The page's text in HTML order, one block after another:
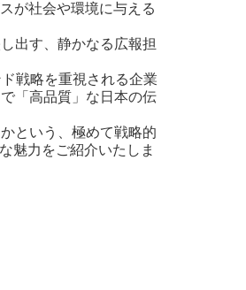
が社会や環境に与える
出す、静かなる広報担
戦略を重視される企業
「高品質」な日本の伝
という、極めて戦略的
魅力をご紹介いたしま